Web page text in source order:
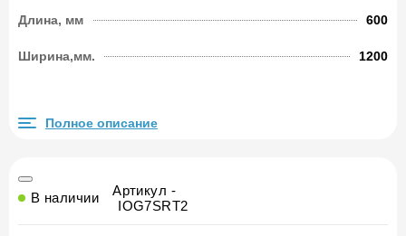
Длина, мм 600
Ширина,мм. 1200
Полное описание
В наличии
Артикул -
IOG7SRT2